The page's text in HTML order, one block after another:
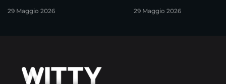
29 Maggio 2026 29 Maggio 2026